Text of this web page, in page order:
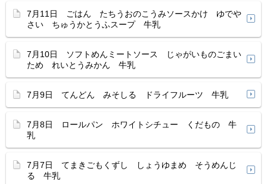
7月11日 ごはん たちうおのこうみソースかけ ゆでや
さい ちゅうかとうふスープ 牛乳
7月10日 ソフトめんミートソース じゃがいものごまい
ため れいとうみかん 牛乳
7月9日 てんどん みそしる ドライフルーツ 牛乳
7月8日 ロールパン ホワイトシチュー くだもの 牛
乳
7月7日 てまきごもくずし しょうゆまめ そうめんじ
る 牛乳